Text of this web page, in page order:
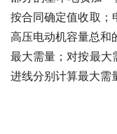
按合同确定值收取；
高压电动机容量总和
最大需量；对按最大
进线分别计算最大需